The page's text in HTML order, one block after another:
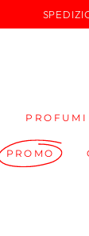
PROFUMI
PROMO